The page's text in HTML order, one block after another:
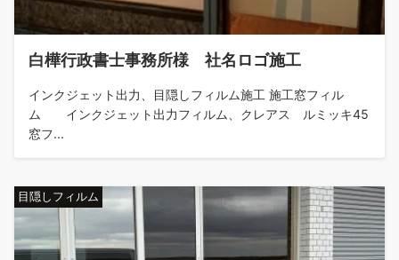
白樺行政書士事務所様 社名ロゴ施工
インクジェット出力、目隠しフィルム施工 施工窓フィル
ム インクジェット出力フィルム、クレアス ルミッキ45
窓フ...
目隠しフィルム